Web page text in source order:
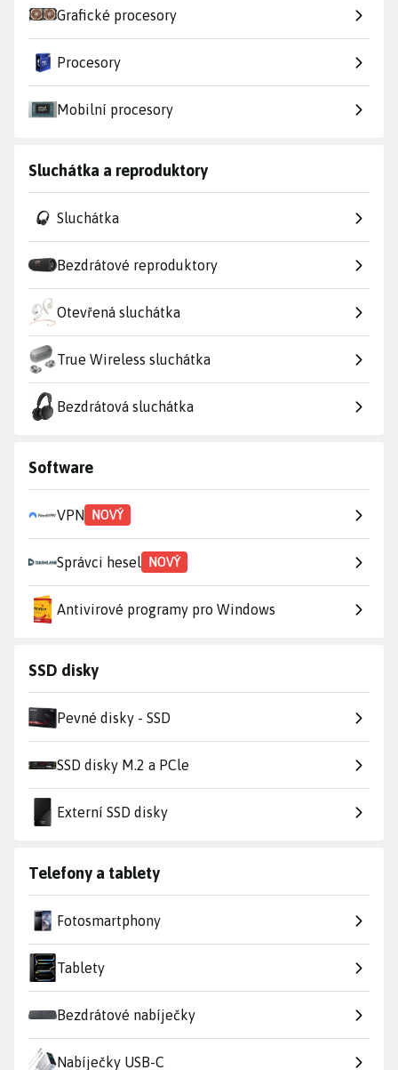
Grafické procesory
Procesory
Mobilní procesory
Sluchátka a reproduktory
Sluchátka
Bezdrátové reproduktory
Otevřená sluchátka
True Wireless sluchátka
Bezdrátová sluchátka
Software
VPN NOVÝ
Správci hesel NOVÝ
Antivirové programy pro Windows
SSD disky
Pevné disky - SSD
SSD disky M.2 a PCle
Externí SSD disky
Telefony a tablety
Fotosmartphony
Tablety
Bezdrátové nabíječky
Nabíječky USB-C